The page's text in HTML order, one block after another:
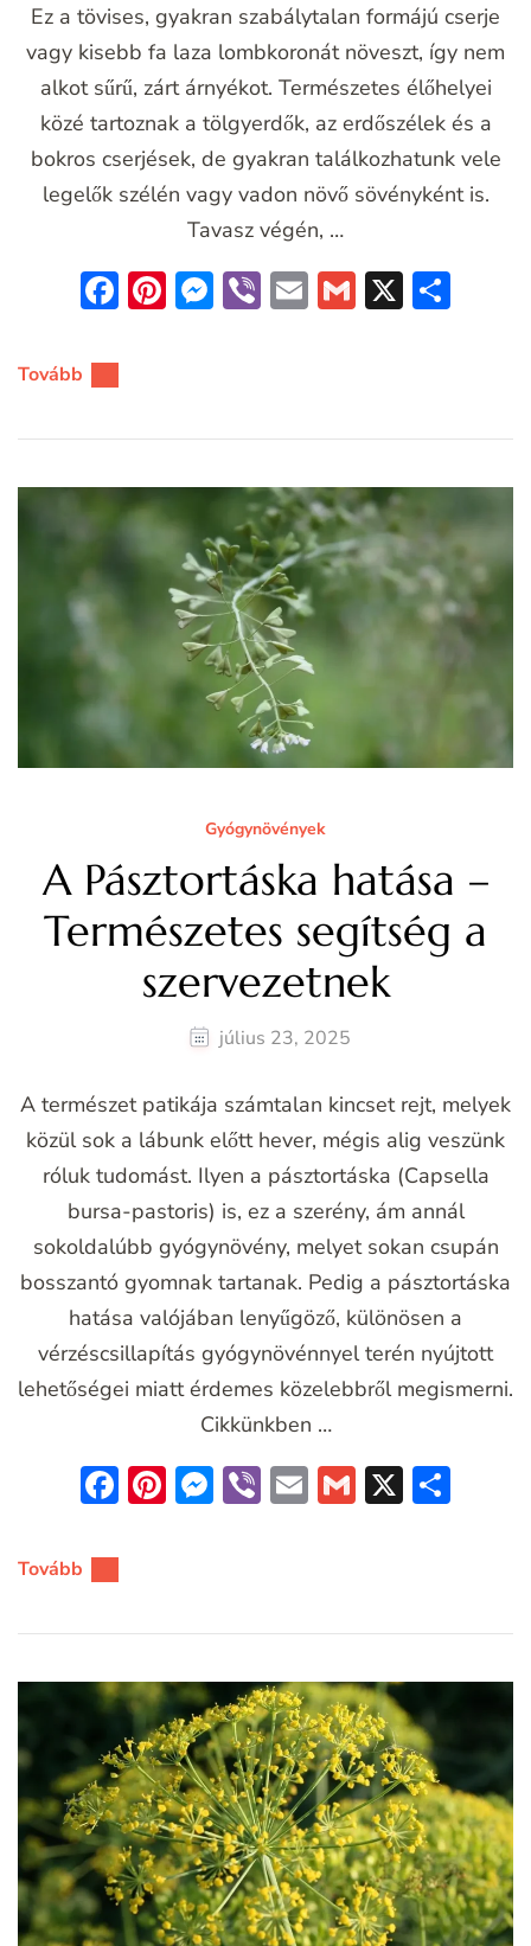
Ez a tövises, gyakran szabálytalan formájú cserje
vagy kisebb fa laza lombkoronát növeszt, így nem
alkot sűrű, zárt árnyékot. Természetes élőhelyei
közé tartoznak a tölgyerdők, az erdőszélek és a
bokros cserjések, de gyakran találkozhatunk vele
legelők szélén vagy vadon növő sövényként is.
Tavasz végén, …
Facebook
Pinterest
Messenger
ViberEmailGmail
X
Tovább
Gyógynövények
A Pásztortáska hatása –
Természetes segítség a
szervezetnek
július 23, 2025
A természet patikája számtalan kincset rejt, melyek
közül sok a lábunk előtt hever, mégis alig veszünk
róluk tudomást. Ilyen a pásztortáska (Capsella
bursa-pastoris) is, ez a szerény, ám annál
sokoldalúbb gyógynövény, melyet sokan csupán
bosszantó gyomnak tartanak. Pedig a pásztortáska
hatása valójában lenyűgöző, különösen a
vérzéscsillapítás gyógynövénnyel terén nyújtott
lehetőségei miatt érdemes közelebbről megismerni.
Cikkünkben …
Facebook
Pinterest
Messenger
ViberEmailGmail
X
Tovább